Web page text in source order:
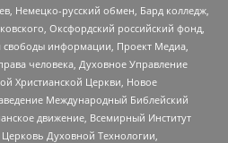
Немецко-русский обмен, Бард колледж,
Оксфордский российский фонд,
информации, Проект Медиа,
человека, Духовное Управление
Христианской Церкви, Новое
Международный Библейский
движение, Всемирный Институт
Духовной Технологии,